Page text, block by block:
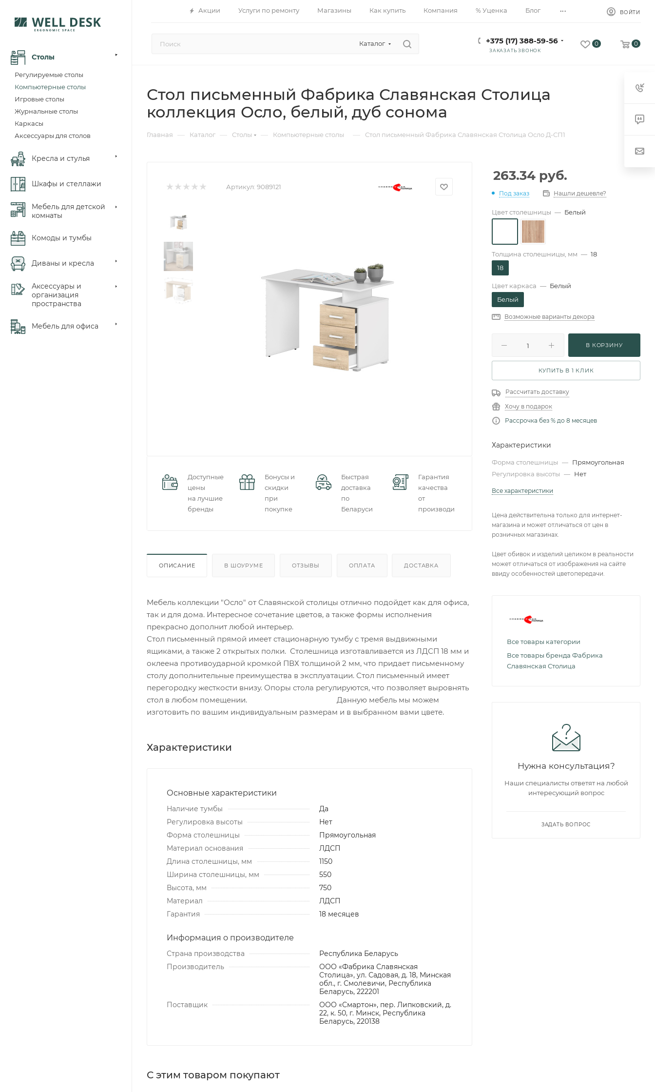
Акции Услуги по ремонту Магазины Как купить Компания % Уценка Блог ... ВОЙТИ
Каталог +375 (17) 388-59-56
ЗАКАЗАТЬ ЗВОНОК
0 0
Столы
Регулируемые столы
Компьютерные столы
Игровые столы
Журнальные столы
Каркасы
Аксессуары для столов
Кресла и стулья
Шкафы и стеллажи
Мебель для детской
комнаты
Комоды и тумбы
Диваны и кресла
Аксессуары и
организация
пространства
Мебель для офиса
Стол письменный Фабрика Славянская Столица
коллекция Осло, белый, дуб сонома
Главная — Каталог — Столы — Компьютерные столы — Стол письменный Фабрика Славянская Столица Осло Д-СП1
Артикул: 9089121
Доступные
цены
на лучшие
бренды
Бонусы и
скидки
при
покупке
Быстрая
доставка
по
Беларуси
Гарантия
качества
от
производителей
ОПИСАНИЕ В ШОУРУМЕ ОТЗЫВЫ ОПЛАТА ДОСТАВКА
Мебель коллекции "Осло" от Славянской столицы отлично подойдет как для офиса,
так и для дома. Интересное сочетание цветов, а также формы исполнения
прекрасно дополнит любой интерьер.
Стол письменный прямой имеет стационарную тумбу с тремя выдвижными
ящиками, а также 2 открытых полки. Столешница изготавливается из ЛДСП 18 мм и
оклеена противоударной кромкой ПВХ толщиной 2 мм, что придает письменному
столу дополнительные преимущества в эксплуатации. Стол письменный имеет
перегородку жесткости внизу. Опоры стола регулируются, что позволяет выровнять
стол в любом помещении. Данную мебель мы можем
изготовить по вашим индивидуальным размерам и в выбранном вами цвете.
Характеристики
Основные характеристики
Наличие тумбы
Да
Регулировка высоты
Нет
Форма столешницы
Прямоугольная
Материал основания
ЛДСП
Длина столешницы, мм
1150
Ширина столешницы, мм
550
Высота, мм
750
Материал
ЛДСП
Гарантия
18 месяцев
Информация о производителе
Страна производства
Республика Беларусь
Производитель
ООО «Фабрика Славянская
Столица», ул. Садовая, д. 18, Минская
обл., г. Смолевичи, Республика
Беларусь, 222201
Поставщик
ООО «Смартон», пер. Липковский, д.
22, к. 50, г. Минск, Республика
Беларусь, 220138
С этим товаром покупают
263.34 руб.
Под заказ Нашли дешевле?
Цвет столешницы — Белый
Толщина столешницы, мм — 18
18
Цвет каркаса — Белый
Белый
Возможные варианты декора
В КОРЗИНУ
КУПИТЬ В 1 КЛИК
Рассчитать доставку
Хочу в подарок
Рассрочка без % до 8 месяцев
Характеристики
Форма столешницы — Прямоугольная
Регулировка высоты — Нет
Все характеристики
Цена действительна только для интернет-
магазина и может отличаться от цен в
розничных магазинах.
Цвет обивок и изделий целиком в реальности
может отличаться от изображения на сайте
ввиду особенностей цветопередачи.
Все товары категории
Все товары бренда Фабрика
Славянская Столица
Нужна консультация?
Наши специалисты ответят на любой
интересующий вопрос
ЗАДАТЬ ВОПРОС